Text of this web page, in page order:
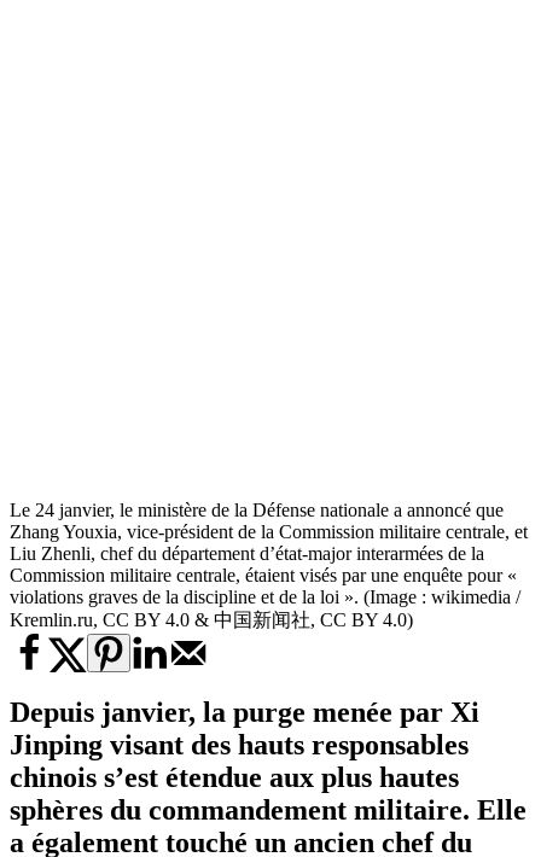
Le 24 janvier, le ministère de la Défense nationale a annoncé que
Zhang Youxia, vice-président de la Commission militaire centrale, et
Liu Zhenli, chef du département d’état-major interarmées de la
Commission militaire centrale, étaient visés par une enquête pour «
violations graves de la discipline et de la loi ». (Image : wikimedia /
Kremlin.ru, CC BY 4.0 & 中国新闻社, CC BY 4.0)
Depuis janvier, la purge menée par Xi
Jinping visant des hauts responsables
chinois s’est étendue aux plus hautes
sphères du commandement militaire. Elle
a également touché un ancien chef du